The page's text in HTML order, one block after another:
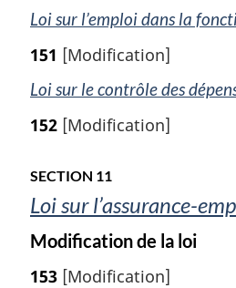
Loi sur l’emploi dans la
151 [Modification]
Loi sur le contrôle des
152 [Modification]
SECTION 11
Loi sur l’assurance-
Modification de la loi
153 [Modification]